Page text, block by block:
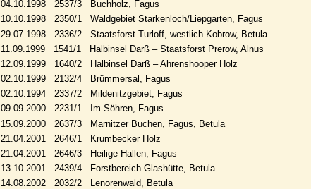
04.10.1998 2537/3 Buchholz, Fagus
10.10.1998 2350/1 Waldgebiet Starkenloch/Liepgarten, Fagus
29.07.1998 2336/2 Staatsforst Turloff, westlich Kobrow, Betula
11.09.1999 1541/1 Halbinsel Darß – Staatsforst Prerow, Alnus
12.09.1999 1640/2 Halbinsel Darß – Ahrenshooper Holz
02.10.1999 2132/4 Brümmersal, Fagus
02.10.1994 2337/2 Mildenitzgebiet, Fagus
09.09.2000 2231/1 Im Söhren, Fagus
15.09.2000 2637/3 Marnitzer Buchen, Fagus, Betula
21.04.2001 2646/1 Krumbecker Holz
21.04.2001 2646/3 Heilige Hallen, Fagus
13.10.2001 2439/4 Forstbereich Glashütte, Betula
14.08.2002 2032/2 Lenorenwald, Betula